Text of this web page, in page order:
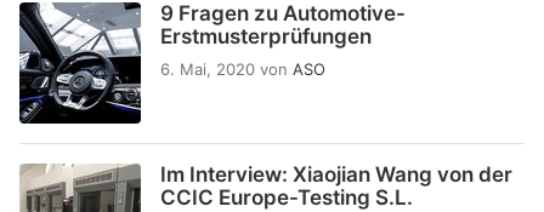
9 Fragen zu Automotive-
Erstmusterprüfungen
6. Mai, 2020 von ASO
Im Interview: Xiaojian Wang von der
CCIC Europe-Testing S.L.